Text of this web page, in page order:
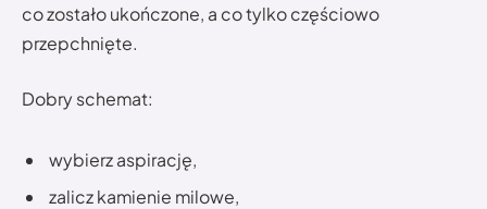
co zostało ukończone, a co tylko częściowo
przepchnięte.
Dobry schemat:
wybierz aspirację,
zalicz kamienie milowe,